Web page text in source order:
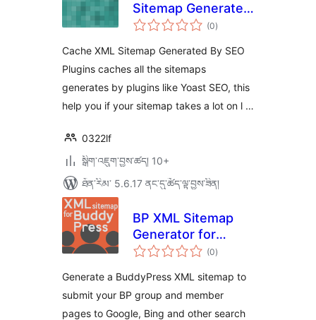
Sitemap Generated
By SEO Plugins
(0གདེང་
འཇོག་
ཚང་།
)
Cache XML Sitemap Generated By SEO
Plugins caches all the sitemaps
generates by plugins like Yoast SEO, this
help you if your sitemap takes a lot on l …
0322lf
སྒྲིག་འཇུག་བྱས་ཚད། 10+
ཐོན་རིམ་ 5.6.17 ནང་དུ་ཚོད་ལྟ་བྱས་ཟིན།
BP XML Sitemap
Generator for
Buddypress by
(0གདེང་
འཇོག་
ཚང་།
)
Generate a BuddyPress XML sitemap to
submit your BP group and member
pages to Google, Bing and other search